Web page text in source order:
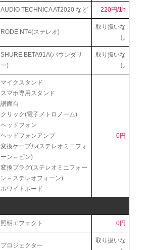
AUDIO TECHNICA AT2020 など 220円/1h
RODE NT4(ステレオ)
取り扱いな
し
SHURE BETA91A(バウンダリ
ー)
取り扱いな
し
マイクスタンド
スマホ専用スタンド
譜面台
クリック(電子メトロノーム)
ヘッドフォン
ヘッドフォンアンプ
変換ケーブル(ステレオミニフォ
ーン⇔ピン)
変換プラグ(ステレオミニフォー
ン⇔ステレオフォーン)
ホワイトボード
0円
照明エフェクト 0円
プロジェクター
取り扱いな